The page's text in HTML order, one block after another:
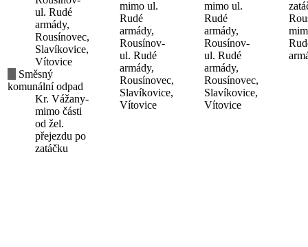
ul. Rudé
armády,
Rousínovec,
Slavíkovice,
Vítovice
Směsný
komunální odpad
Kr. Vážany-
mimo části
od žel.
přejezdu po
zatáčku
mimo ul.
Rudé
armády,
Rousínov-
ul. Rudé
armády,
Rousínovec,
Slavíkovice,
Vítovice
mimo ul.
Rudé
armády,
Rousínov-
ul. Rudé
armády,
Rousínovec,
Slavíkovice,
Vítovice